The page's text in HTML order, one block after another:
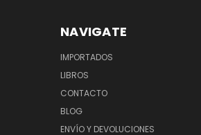
NAVIGATE
IMPORTADOS
LIBROS
CONTACTO
BLOG
ENVÍO Y DEVOLUCIONES